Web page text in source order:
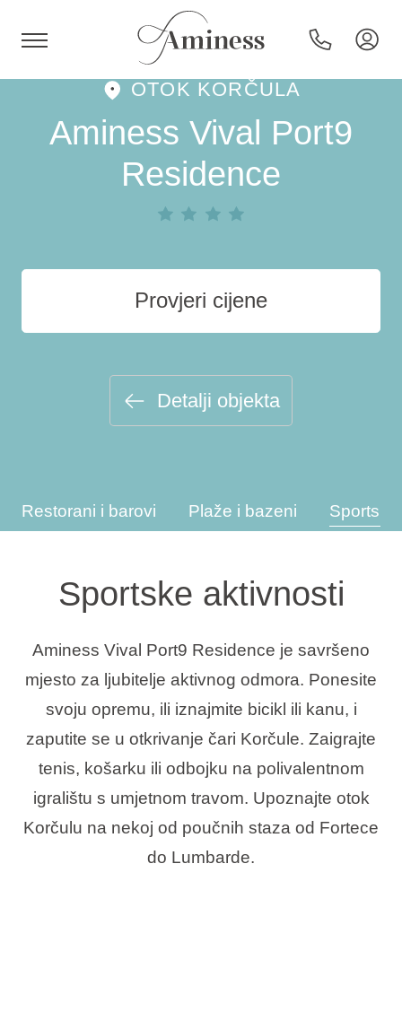
HR
Hoteli i resorti
Kampovi
Destinacije
Interesi
Brandovi
Blogovi
OTOK KORČULA
Aminess Vival Port9
Residence
Provjeri cijene
Detalji objekta
Restorani i barovi Plaže i bazeni
Sportske aktivnosti
Aminess Vival Port9 Residence je savršeno
mjesto za ljubitelje aktivnog odmora. Ponesite
svoju opremu, ili iznajmite bicikl ili kanu, i
zaputite se u otkrivanje čari Korčule. Zaigrajte
tenis, košarku ili odbojku na polivalentnom
igralištu s umjetnom travom. Upoznajte otok
Korčulu na nekoj od poučnih staza od Fortece
do Lumbarde.